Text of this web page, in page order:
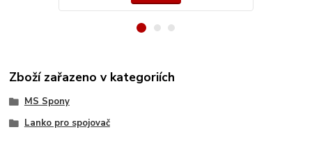
Zboží zařazeno v kategoriích
MS Spony
Lanko pro spojovač